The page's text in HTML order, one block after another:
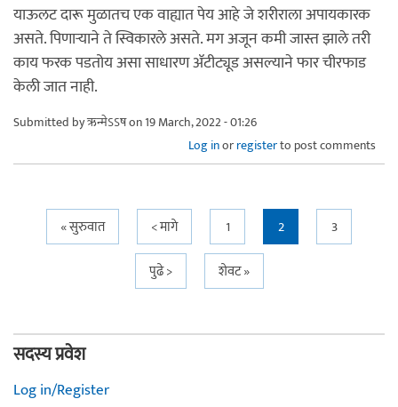
याऊलट दारू मुळातच एक वाह्यात पेय आहे जे शरीराला अपायकारक
असते. पिणाऱ्याने ते स्विकारले असते. मग अजून कमी जास्त झाले तरी
काय फरक पडतोय असा साधारण ॲटीट्यूड असल्याने फार चीरफाड
केली जात नाही.
Submitted byऋन्मेऽऽषon 19 March, 2022 - 01:26
Log inorregisterto post comments
Pages« सुरुवात < मागे 1 2
3
पुढे >
शेवट »
सदस्य प्रवेश
Log in/Register